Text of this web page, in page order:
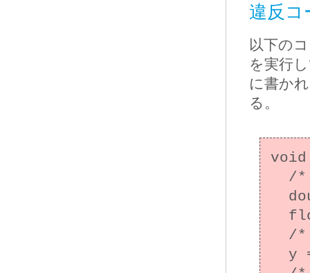
違反コ
以下の
を実行
に書か
る。
void